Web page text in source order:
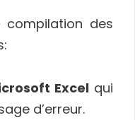
compilation des
Excel qui
d’erreur.